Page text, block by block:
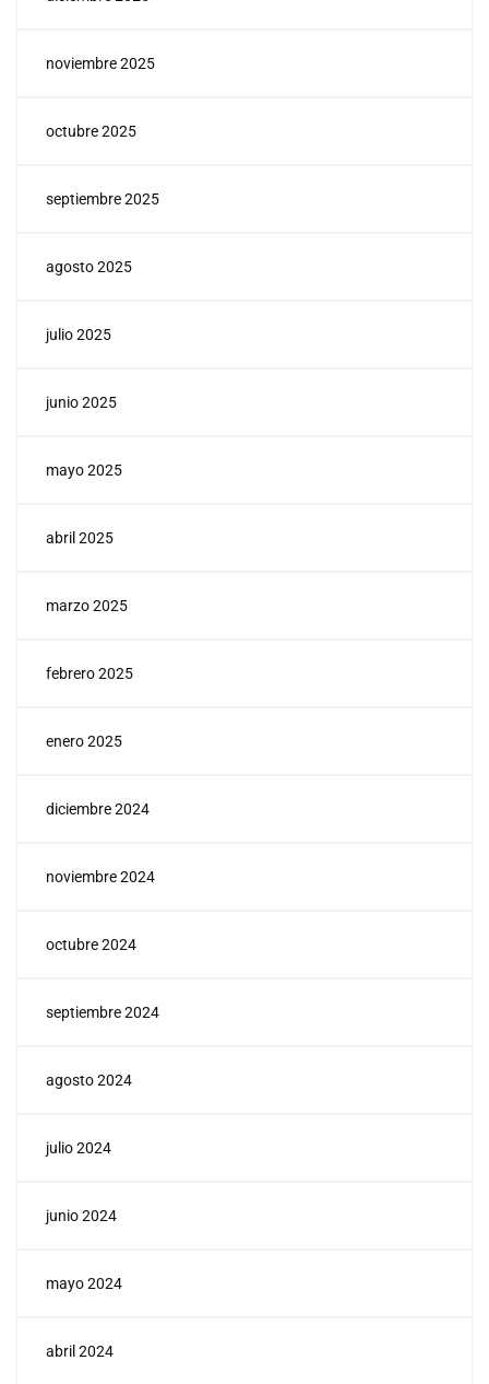
noviembre 2025
octubre 2025
septiembre 2025
agosto 2025
julio 2025
junio 2025
mayo 2025
abril 2025
marzo 2025
febrero 2025
enero 2025
diciembre 2024
noviembre 2024
octubre 2024
septiembre 2024
agosto 2024
julio 2024
junio 2024
mayo 2024
abril 2024